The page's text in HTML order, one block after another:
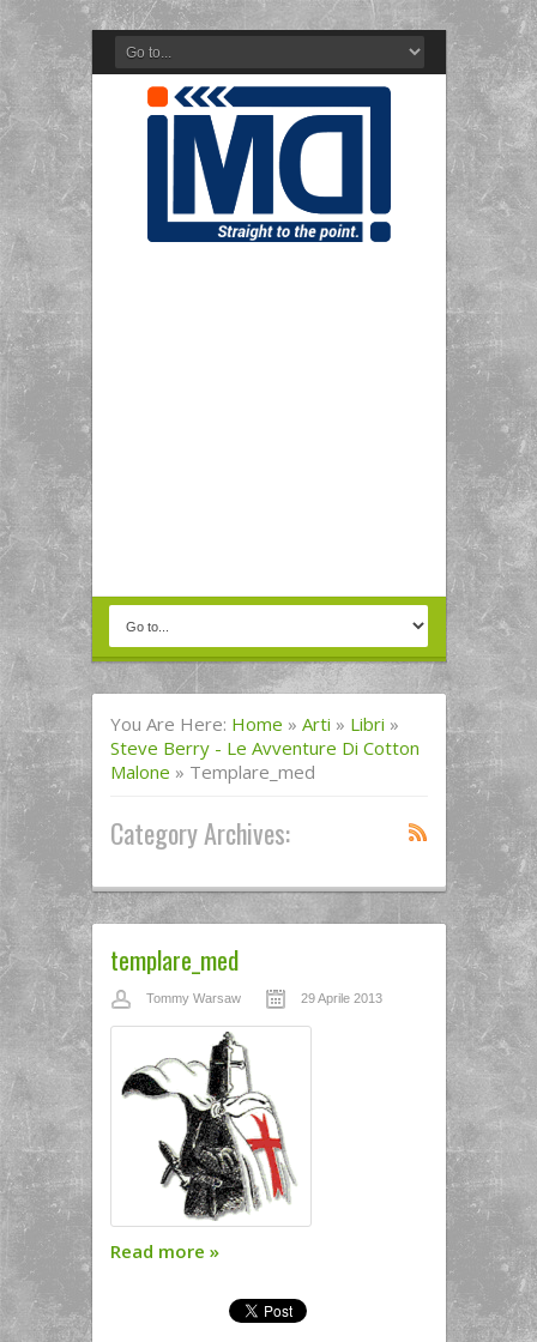
You Are Here: Home » Arti » Libri »
Steve Berry - Le Avventure Di Cotton
Malone » Templare_med
Category Archives:
templare_med
Tommy Warsaw 29 Aprile 2013
Read more »